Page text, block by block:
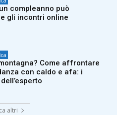
compleanno può
gli incontri online
Come affrontare
con caldo e afa: i
altri